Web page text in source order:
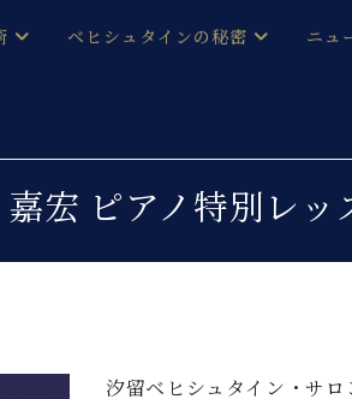
イン コンサート/C.ベヒシュタイン
チ
ベヒシュタインの秘密
ブランドヒストリー
ベヒシュタインを弾く前に
ニュ
メル
(入荷
ュタイン・シューレ音楽教室
宏 ピアノ特別レ
汐留ベヒシュタイン・サロ